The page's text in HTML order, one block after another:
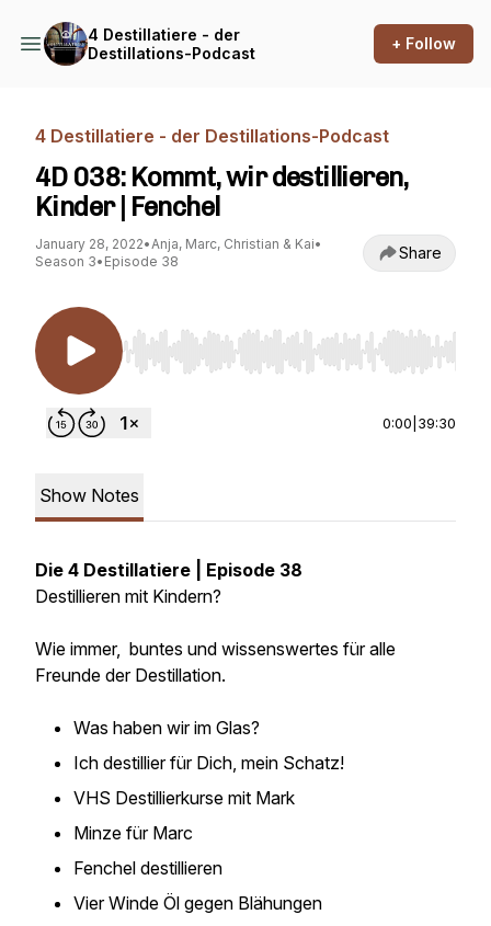
4 Destillatiere - der
Destillations-Podcast
+ Follow
4 Destillatiere - der Destillations-Podcast
4D 038: Kommt, wir destillieren,
Kinder | Fenchel
January 28, 2022•Anja, Marc, Christian & Kai•
Season 3• Episode 38 Share
Use Left/Right to seek, Home/End to jump to
0:00 39:30
Show Notes
Die 4 Destillatiere | Episode 38
Destillieren mit Kindern?
Wie immer, buntes und wissenswertes für alle
Freunde der Destillation.
Was haben wir im Glas?
Ich destillier für Dich, mein Schatz!
VHS Destillierkurse mit Mark
Minze für Marc
Fenchel destillieren
Vier Winde Öl gegen Blähungen